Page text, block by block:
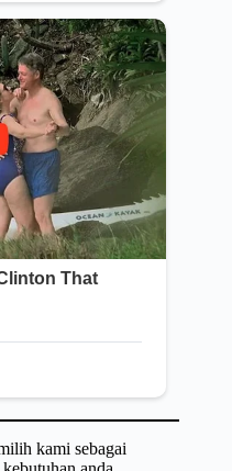
kami sebagai